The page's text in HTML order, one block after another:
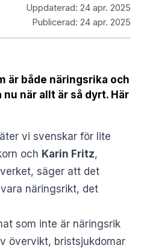
Uppdaterad: 24 apr. 2025
Publicerad: 24 apr. 2025
är både näringsrika och
när allt är så dyrt. Här
vi svenskar för lite
och Karin Fritz,
säger att det
näringsrikt, det
som inte är näringsrik
övervikt, bristsjukdomar